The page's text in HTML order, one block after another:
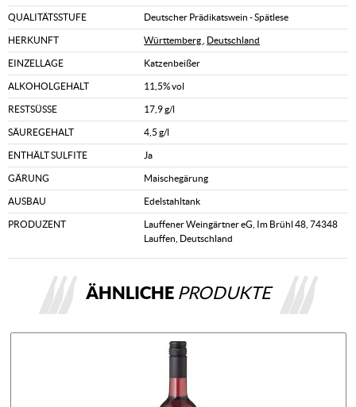
QUALITÄTSSTUFE Deutscher Prädikatswein - Spätlese
HERKUNFT Württemberg Deutschland
EINZELLAGE Katzenbeißer
ALKOHOLGEHALT 11,5% vol
RESTSÜSSE 17,9 g/l
SÄUREGEHALT 4,5 g/l
ENTHÄLT SULFITE Ja
GÄRUNG Maischegärung
AUSBAU Edelstahltank
PRODUZENT
Lauffener Weingärtner eG, Im Brühl 48, 74348
Lauffen, Deutschland
ÄHNLICHE PRODUKTE